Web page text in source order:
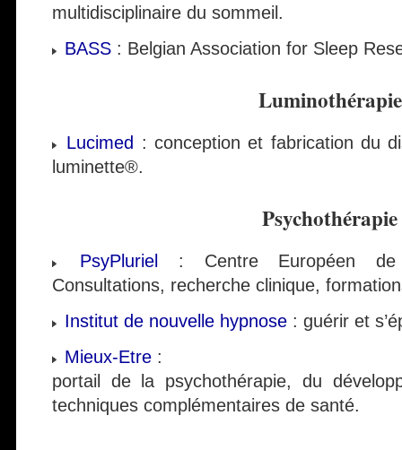
multidisciplinaire du sommeil.
BASS : Belgian Association for Sleep
Luminothérapie
Lucimed : conception et fabrication du
luminette®.
Psychothérapie
PsyPluriel
: Centre Européen de
Consultations, recherche clinique,
Institut de nouvelle hypnose : guérir et
Mieux-Etre :
portail de la psychothérapie, du
techniques complémentaires de santé.